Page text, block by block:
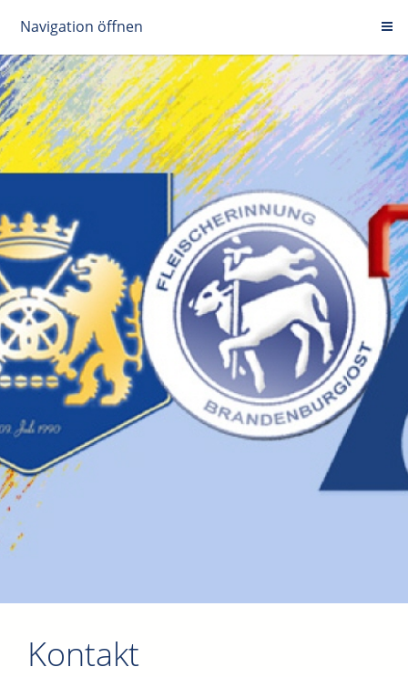
Navigation öffnen
Kontakt